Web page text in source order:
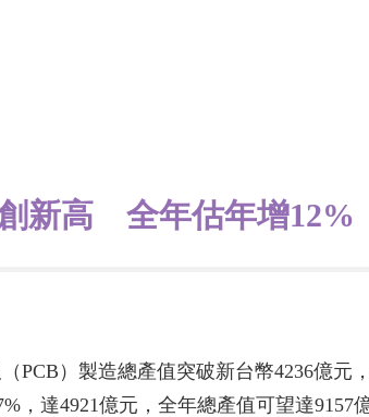
新高 全年估年增12%
PCB）製造總產值突破新台幣4236億元
，達4921億元，全年總產值可望達9157